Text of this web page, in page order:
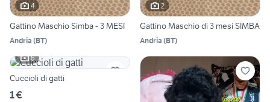
4
Gattino Maschio Simba - 3 MESI
Andria (BT)
2
Gattino Maschio di 3 mesi SIMBA
Andria (BT)
6
Cuccioli di gatti
1 €